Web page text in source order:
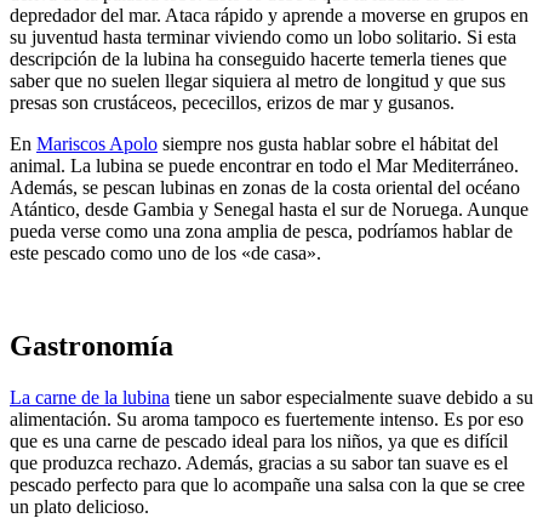
depredador del mar. Ataca rápido y aprende a moverse en grupos en
su juventud hasta terminar viviendo como un lobo solitario. Si esta
descripción de la lubina ha conseguido hacerte temerla tienes que
saber que no suelen llegar siquiera al metro de longitud y que sus
presas son crustáceos, pececillos, erizos de mar y gusanos.
En Mariscos Apolo siempre nos gusta hablar sobre el hábitat del
animal. La lubina se puede encontrar en todo el Mar Mediterráneo.
Además, se pescan lubinas en zonas de la costa oriental del océano
Atántico, desde Gambia y Senegal hasta el sur de Noruega. Aunque
pueda verse como una zona amplia de pesca, podríamos hablar de
este pescado como uno de los «de casa».
Gastronomía
La carne de la lubina tiene un sabor especialmente suave debido a su
alimentación. Su aroma tampoco es fuertemente intenso. Es por eso
que es una carne de pescado ideal para los niños, ya que es difícil
que produzca rechazo. Además, gracias a su sabor tan suave es el
pescado perfecto para que lo acompañe una salsa con la que se cree
un plato delicioso.